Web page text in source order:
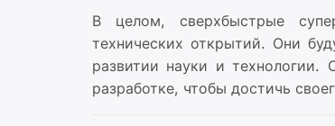
В целом, сверхбыстрые
технических открытий. Они
развитии науки и технологии.
разработке, чтобы достичь